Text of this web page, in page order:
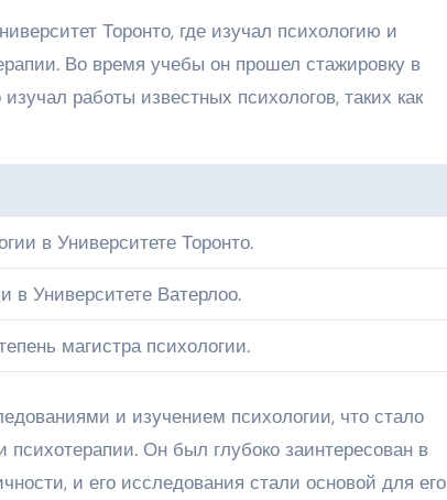
Торонто, где изучал психологию и
Во время учебы он прошел стажировку в
работы известных психологов, таких как
в Университете Торонто.
в Университете Ватерлоо.
магистра психологии.
и изучением психологии, что стало
Он был глубоко заинтересован в
и его исследования стали основой для его